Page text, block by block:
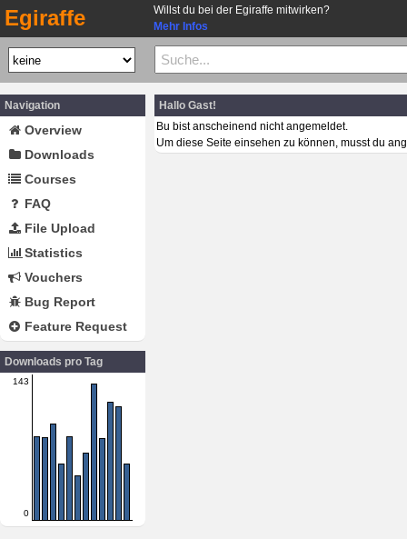
Egiraffe
Willst du bei der Egiraffe mitwirken?
Mehr Infos
Navigation
Overview
Downloads
Courses
FAQ
File Upload
Statistics
Vouchers
Bug Report
Feature Request
Downloads pro Tag
143
0
Hallo Gast!
Bu bist anscheinend nicht angemeldet.
Um diese Seite einsehen zu können, musst du